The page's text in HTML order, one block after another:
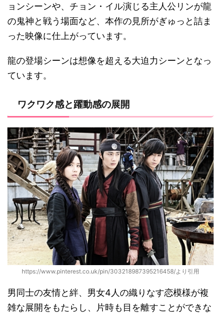
ョンシーンや、チョン・イル演じる主人公リンが龍
の鬼神と戦う場面など、本作の見所がぎゅっと詰ま
った映像に仕上がっています。
龍の登場シーンは想像を超える大迫力シーンとなっ
ています。
ワクワク感と躍動感の展開
https://www.pinterest.co.uk/pin/303218987395216458/より引用
男同士の友情と絆、男女4人の織りなす恋模様が複
雑な展開をもたらし、片時も目を離すことができな